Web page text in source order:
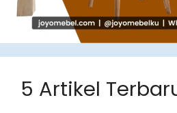
5 Artikel